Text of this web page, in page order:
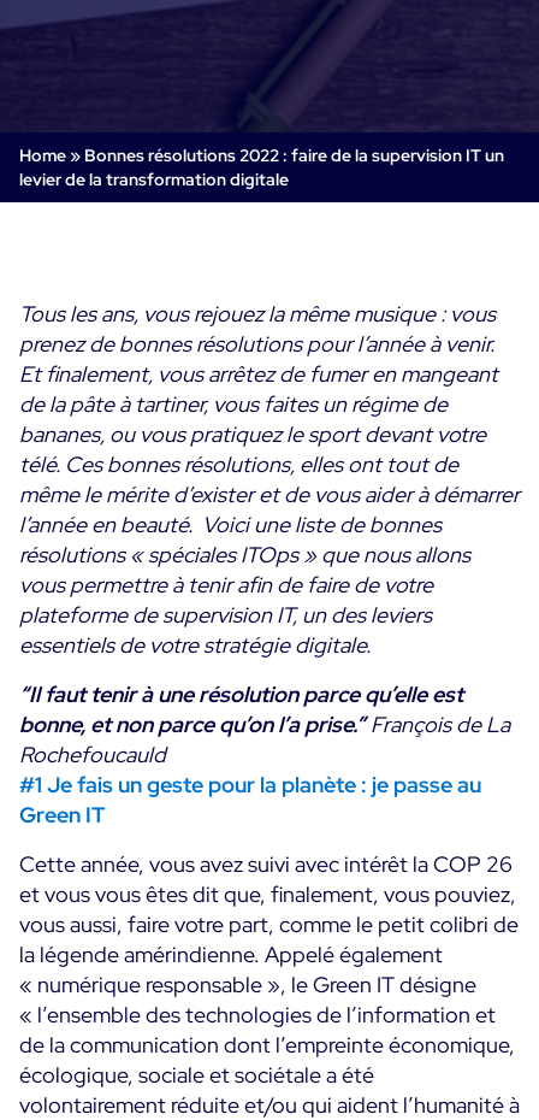
Supervision SLA et impact métier
Fonctionnalités
Enrichissement et profilage des données
Alertes et notifications temps réel
Maîtrise des coûts intégrée
Analyse détaillée de la performance web
Correction rapide des problèmes
Tableaux de bord métier & techniques
Mesure de la sobriété numérique
Centreon Infra Monitoring - Démo Produit
Centreon Experience Monitoring - Essai Gratuit
Cas d’usage
Convergence IT & OT
Observabilité
Performance Web
Supervision des Conteneurs
Supervision du Cloud
Supervision réseau
Tous
Témoignages Clients
MSP
Logistique & Commerce
Santé
Education
Toutes
Technologies
AWS
Cisco Meraki
Kubernetes
Microsoft 365
Microsoft Azure
All
POURQUOI CENTREON
Notre vision
Bénéfices
Démo Produit
Essai gratuit Centreon Infra Monitoring
Partenaires
Programme ON-Partner
Programme Partenaires MSP
Centreon et AWS
Services
Customer Care
Communauté
Home» Bonnes résolutions 2022 : faire de la supervision IT un
levier de la transformation digitale
Tous les ans, vous rejouez la même musique : vous
prenez de bonnes résolutions pour l’année à venir.
Et finalement, vous arrêtez de fumer en mangeant
de la pâte à tartiner, vous faites un régime de
bananes, ou vous pratiquez le sport devant votre
télé. Ces bonnes résolutions, elles ont tout de
même le mérite d’exister et de vous aider à démarrer
l’année en beauté. Voici une liste de bonnes
résolutions « spéciales ITOps » que nous allons
vous permettre à tenir afin de faire de votre
plateforme de supervision IT, un des leviers
essentiels de votre stratégie digitale.
“Il faut tenir à une résolution parce qu’elle est
bonne, et non parce qu’on l’a prise.”François de La
Rochefoucauld
#1 Je fais un geste pour la planète : je passe au
Green IT
Cette année, vous avez suivi avec intérêt la COP 26
et vous vous êtes dit que, finalement, vous pouviez,
vous aussi, faire votre part, comme le petit colibri de
la légende amérindienne. Appelé également
« numérique responsable », le Green IT désigne
« l’ensemble des technologies de l’information et
de la communication dont l’empreinte économique,
écologique, sociale et sociétale a été
volontairement réduite et/ou qui aident l’humanité à